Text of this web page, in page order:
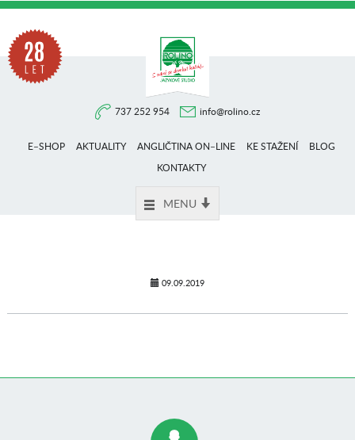
737 252 954 info@rolino.cz
E–SHOP AKTUALITY ANGLIČTINA ON–LINE KE STAŽENÍ
BLOG
KONTAKTY
MENU
09.09.2019